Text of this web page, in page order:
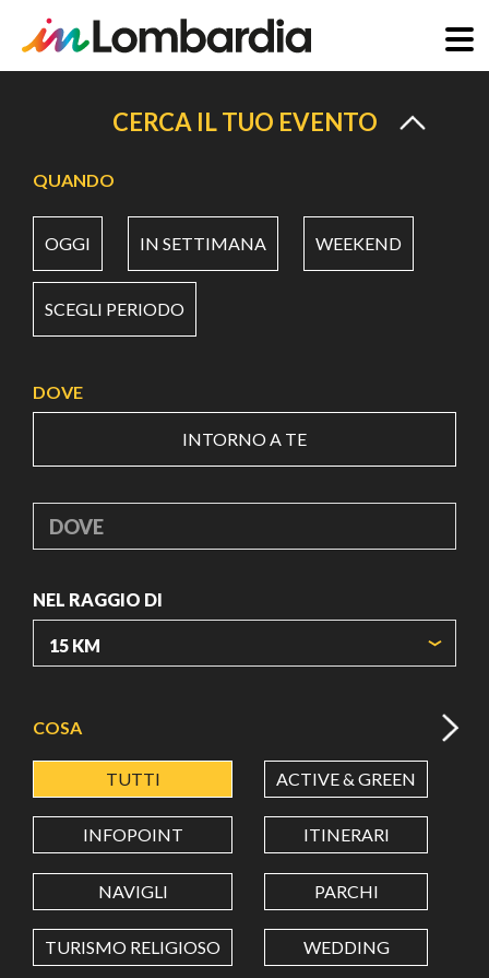
principale
CERCA IL TUO EVENTO
QUANDO
OGGI IN SETTIMANA WEEKEND
SCEGLI PERIODO
DOVE
INTORNO A TE
DOVE
NEL RAGGIO DI
LATITUDINE
LONGITUDINE
Value in decimal degrees. Use dot (.) as decimal separator.
COSA
TUTTI ACTIVE & GREEN
INFOPOINT ITINERARI
NAVIGLI PARCHI
TURISMO RELIGIOSO WEDDING